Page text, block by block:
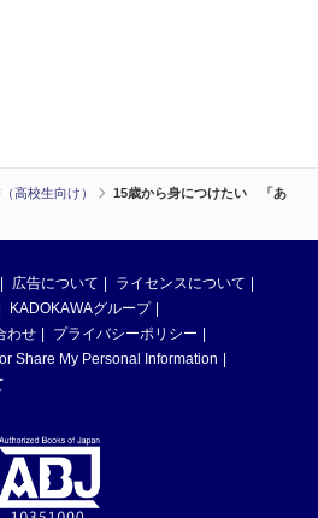
高校生向け）
15歳から身につけたい 「あ
広告について
ライセンスについて
KADOKAWAグループ
わせ
プライバシーポリシー
Share My Personal Information